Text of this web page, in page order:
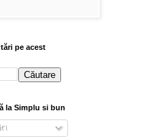
pe acest
la Simplu si bun